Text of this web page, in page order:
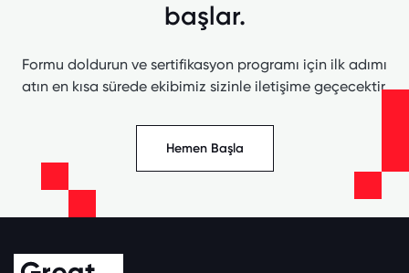
başlar.
Formu doldurun ve sertifikasyon programı için ilk adımı
atın en kısa sürede ekibimiz sizinle iletişime geçecektir.
Hemen Başla